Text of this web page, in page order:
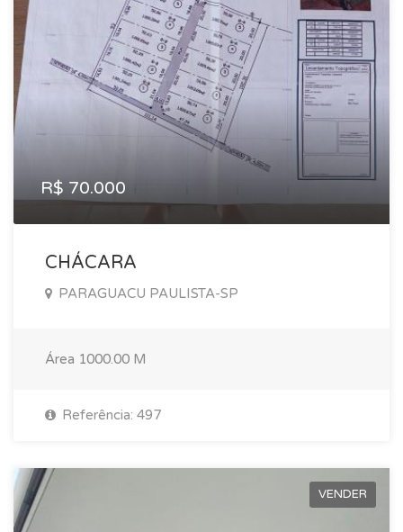
R$ 70.000
CHÁCARA
PARAGUACU PAULISTA-SP
Área 1000.00 M
Referência: 497
VENDER